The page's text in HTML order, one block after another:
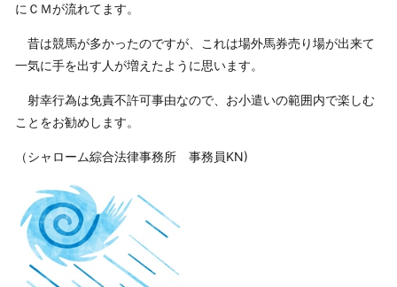
にＣＭが流れてます。
昔は競馬が多かったのですが、これは場外馬券売り場が出来て
一気に手を出す人が増えたように思います。
射幸行為は免責不許可事由なので、お小遣いの範囲内で楽しむ
ことをお勧めします。
（シャローム綜合法律事務所 事務員KN)